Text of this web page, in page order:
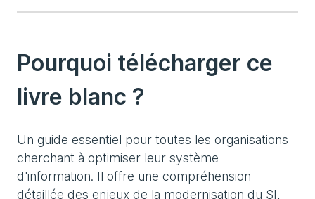
Pourquoi télécharger ce
livre blanc ?
Un guide essentiel pour toutes les organisations
cherchant à optimiser leur système
d'information. Il offre une compréhension
détaillée des enjeux de la modernisation du SI,